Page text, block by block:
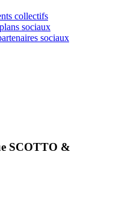
collectifs
sociaux
sociaux
SCOTTO &